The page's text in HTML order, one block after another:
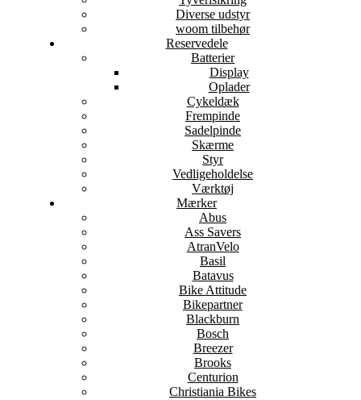
Diverse udstyr
woom tilbehør
Reservedele
Batterier
Display
Oplader
Cykeldæk
Frempinde
Sadelpinde
Skærme
Styr
Vedligeholdelse
Værktøj
Mærker
Abus
Ass Savers
AtranVelo
Basil
Batavus
Bike Attitude
Bikepartner
Blackburn
Bosch
Breezer
Brooks
Centurion
Christiania Bikes